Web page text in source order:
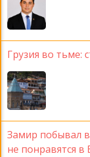
Грузия во тьме:
Замир побывал в
не понравятся